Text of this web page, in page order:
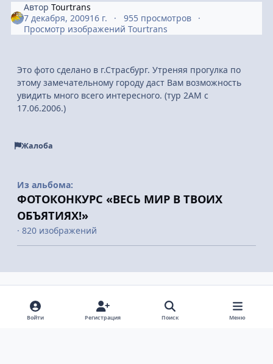
АвторTourtrans
7 декабря, 200916 г.
955 просмотров
Просмотр изображений Tourtrans
Это фото сделано в г.Страсбург. Утреняя прогулка по
этому замечательному городу даст Вам возможность
увидить много всего интересного. (тур 2АМ с
17.06.2006.)
Жалоба
Из альбома:
ФОТОКОНКУРС «ВЕСЬ МИР В ТВОИХ
ОБЪЯТИЯХ!»
· 820 изображений
Войти Регистрация Поиск Меню